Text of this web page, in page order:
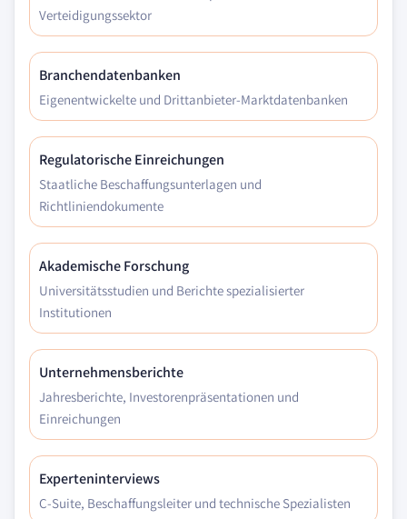
Verteidigungssektor
Branchendatenbanken
Eigenentwickelte und Drittanbieter-Marktdatenbanken
Regulatorische Einreichungen
Staatliche Beschaffungsunterlagen und
Richtliniendokumente
Akademische Forschung
Universitätsstudien und Berichte spezialisierter
Institutionen
Unternehmensberichte
Jahresberichte, Investorenpräsentationen und
Einreichungen
Experteninterviews
C-Suite, Beschaffungsleiter und technische Spezialisten